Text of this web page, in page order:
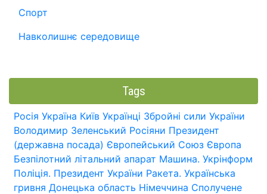
Спорт
Навколишнє середовище
Tags
Росія Україна Київ Українці Збройні сили України
Володимир Зеленський Росіяни Президент
(державна посада) Європейський Союз Європа
Безпілотний літальний апарат Машина. Укрінформ
Поліція. Президент України Ракета. Українська
гривня Донецька область Німеччина Сполучене